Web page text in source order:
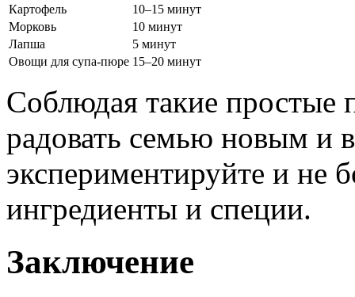
Картофель
10–15 минут
Морковь
10 минут
Лапша
5 минут
Овощи для супа-пюре 15–20 минут
Соблюдая такие
радовать семью новым и
экспериментируйте и не
ингредиенты и специи.
Заключение